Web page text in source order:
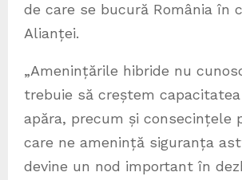
de care se bucură România în
Alianței.
„Amenințările hibride nu
trebuie să creștem
apăra, precum și consecințele
care ne amenință siguranța
devine un nod important în